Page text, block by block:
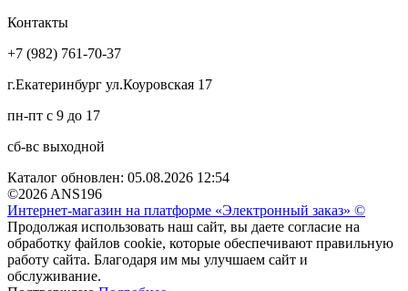
Контакты
+7 (982) 761-70-37
г.Екатеринбург ул.Коуровская 17
пн-пт с 9 до 17
сб-вс выходной
Каталог обновлен: 05.08.2026 12:54
©2026 ANS196
Интернет-магазин на платформе «Электронный заказ» ©
Продолжая использовать наш сайт, вы даете согласие на
обработку файлов cookie, которые обеспечивают правильную
работу сайта. Благодаря им мы улучшаем сайт и
обслуживание.